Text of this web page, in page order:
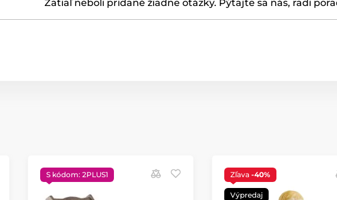
Zatiaľ neboli pridané žiadne otázky. Pýtajte sa nás, radi
S kódom: 2PLUS1 Zľava -40%
Výpredaj